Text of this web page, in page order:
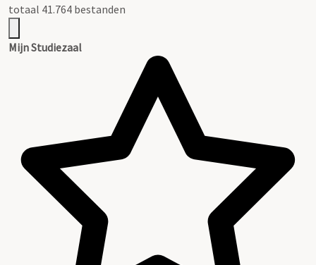
totaal 41.764 bestanden
Mijn Studiezaal